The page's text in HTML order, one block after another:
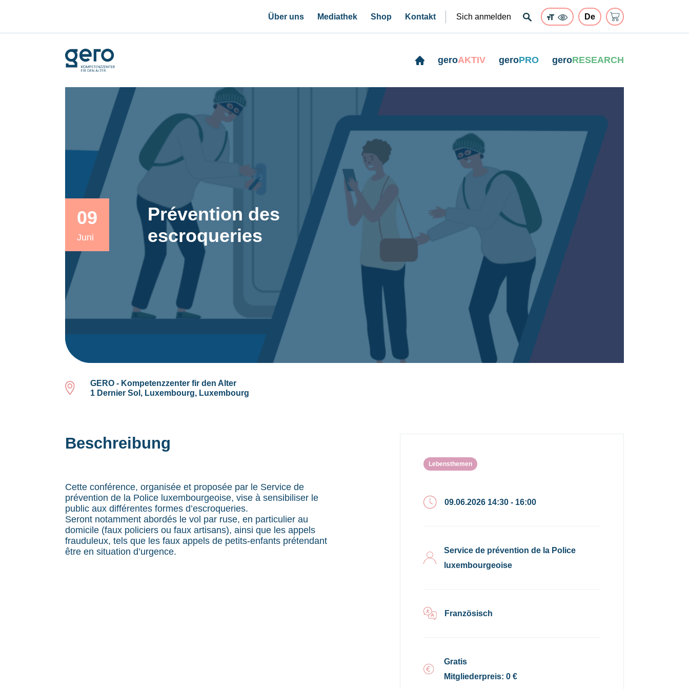
Über uns Mediathek Shop Kontakt Sich anmelden
geroAKTIV geroPRO geroRESEARCH
09
Juni
Prévention des
escroqueries
GERO - Kompetenzzenter fir den Alter
1 Dernier Sol, Luxembourg, Luxembourg
Beschreibung
Cette conférence, organisée et proposée par le Service de
prévention de la Police luxembourgeoise, vise à sensibiliser le
public aux différentes formes d’escroqueries.
Seront notamment abordés le vol par ruse, en particulier au
domicile (faux policiers ou faux artisans), ainsi que les appels
frauduleux, tels que les faux appels de petits-enfants prétendant
être en situation d’urgence.
Lebensthemen
09.06.2026 14:30 - 16:00
Service de prévention de la Police
luxembourgeoise
Französisch
Gratis
Mitgliederpreis: 0 €